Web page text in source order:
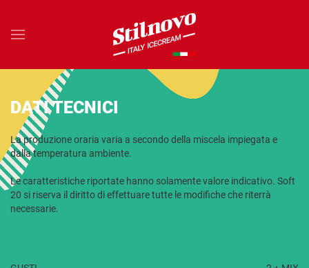
DATI TECNICI
La produzione oraria varia a secondo della miscela impiegata e
dalla temperatura ambiente.
Le caratteristiche riportate hanno solamente valore indicativo. Soft
20 si riserva il diritto di effettuare tutte le modifiche che riterrà
necessarie.